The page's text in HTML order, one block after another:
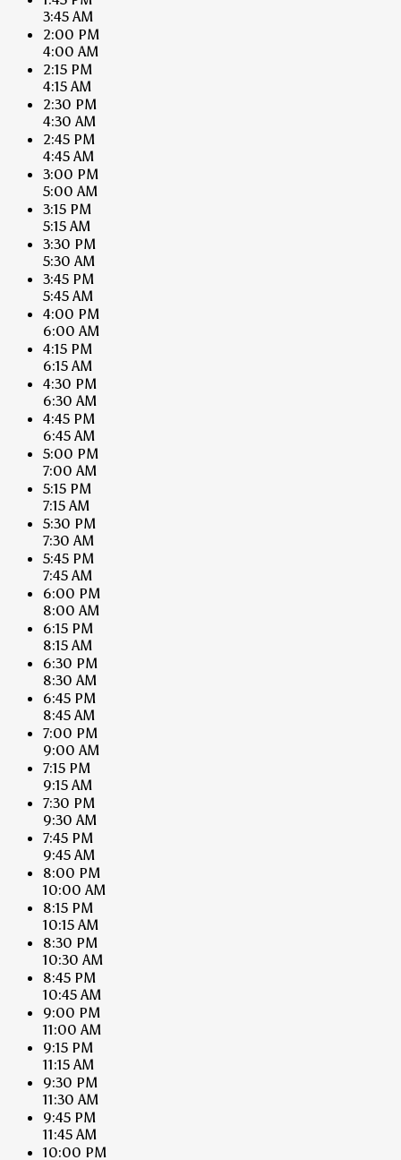
3:45 AM
2:00 PM
4:00 AM
2:15 PM
4:15 AM
2:30 PM
4:30 AM
2:45 PM
4:45 AM
3:00 PM
5:00 AM
3:15 PM
5:15 AM
3:30 PM
5:30 AM
3:45 PM
5:45 AM
4:00 PM
6:00 AM
4:15 PM
6:15 AM
4:30 PM
6:30 AM
4:45 PM
6:45 AM
5:00 PM
7:00 AM
5:15 PM
7:15 AM
5:30 PM
7:30 AM
5:45 PM
7:45 AM
6:00 PM
8:00 AM
6:15 PM
8:15 AM
6:30 PM
8:30 AM
6:45 PM
8:45 AM
7:00 PM
9:00 AM
7:15 PM
9:15 AM
7:30 PM
9:30 AM
7:45 PM
9:45 AM
8:00 PM
10:00 AM
8:15 PM
10:15 AM
8:30 PM
10:30 AM
8:45 PM
10:45 AM
9:00 PM
11:00 AM
9:15 PM
11:15 AM
9:30 PM
11:30 AM
9:45 PM
11:45 AM
10:00 PM